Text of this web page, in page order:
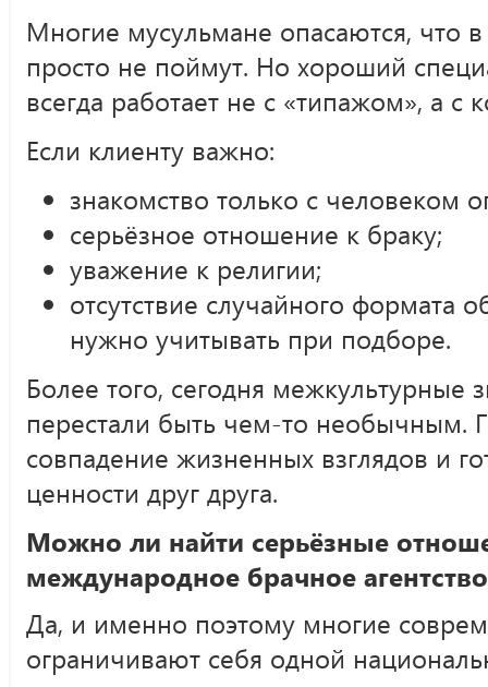
Многие мусульмане опасаются, что
просто не поймут. Но хороший
всегда работает не с «типажом», а
Если клиенту важно:
знакомство только с человеком
серьёзное отношение к браку;
уважение к религии;
отсутствие случайного
нужно учитывать при подборе.
Более того, сегодня межкультурные
перестали быть чем-то необычным.
совпадение жизненных взглядов и
ценности друг друга.
Можно ли найти серьёзные
международное брачное агентство
Да, и именно поэтому многие
ограничивают себя одной